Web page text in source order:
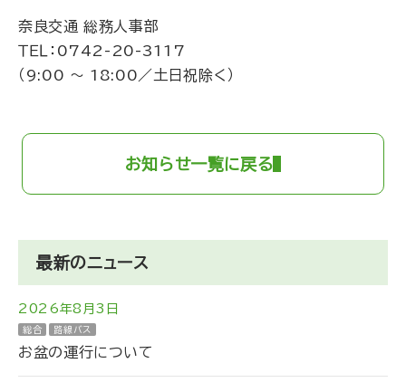
奈良交通 総務人事部
ＴＥＬ： 0742-20-3117
（9:00 ～ 18:00／土日祝除く）
お知らせ一覧に戻る
最新のニュース
2026年8月3日
総合 路線バス
お盆の運行について